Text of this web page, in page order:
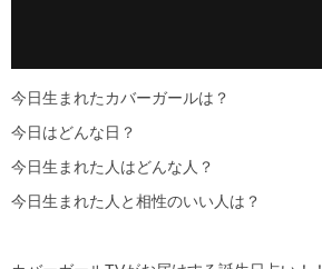
今日生まれたカバーガールは？
今日はどんな日？
今日生まれた人はどんな人？
今日生まれた人と相性のいい人は？